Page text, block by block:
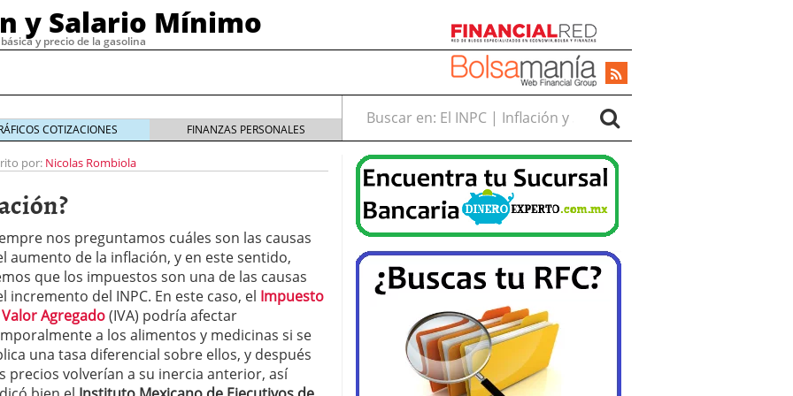
y Salario Mínimo
y precio de la gasolina
diciembre 30, 2019
email marketing con herramientas confiables y
un buen software de nómina? noviembre 29,
2023
tipos septiembre 15, 2022
funciona septiembre 4, 2022
COTIZACIONES FINANZAS PERSONALES
Buscar en:
por: Nicolas Rombiola
nos preguntamos cuáles son las causas
aumento de la inflación, y en este sentido,
que los impuestos son una de las causas
incremento del INPC. En este caso, el Impuesto
Agregado(IVA) podría afectar
a los alimentos y medicinas si se
una tasa diferencial sobre ellos, y después
precios volverían a su inercia anterior, así